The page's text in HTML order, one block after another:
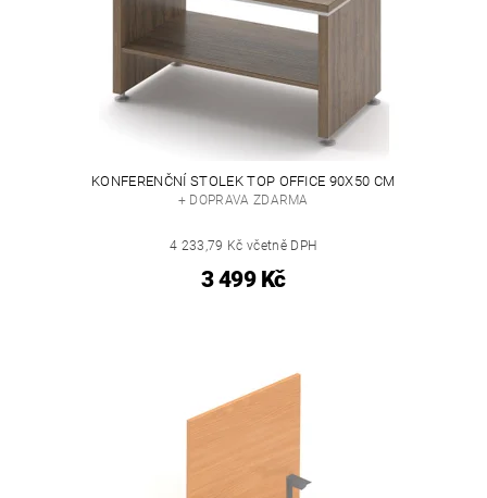
KONFERENČNÍ STOLEK TOP OFFICE 90X50 CM
+ DOPRAVA ZDARMA
4 233,79 Kč včetně DPH
3 499 Kč